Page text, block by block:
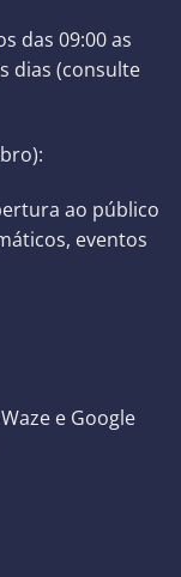
das 09:00 as
dias (consulte
ao público
eventos
e Google